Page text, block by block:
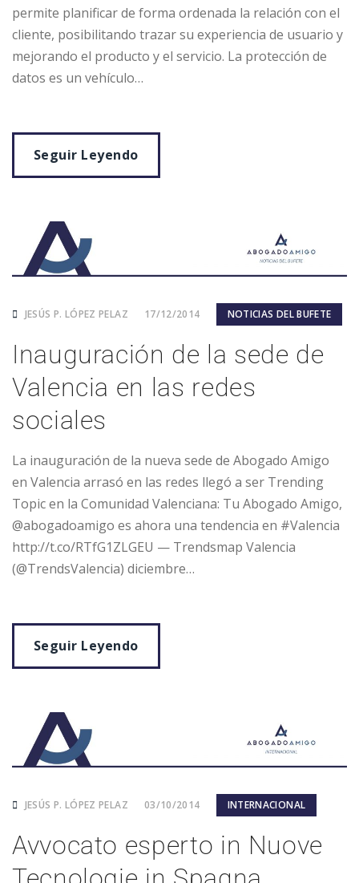
permite planificar de forma ordenada la relación con el
cliente, posibilitando trazar su experiencia de usuario y
mejorando el producto y el servicio. La protección de
datos es un vehículo…
Seguir Leyendo
JESÚS P. LÓPEZ PELAZ 17/12/2014 NOTICIAS DEL BUFETE
Inauguración de la sede de
Valencia en las redes
sociales
La inauguración de la nueva sede de Abogado Amigo
en Valencia arrasó en las redes llegó a ser Trending
Topic en la Comunidad Valenciana: Tu Abogado Amigo,
@abogadoamigo es ahora una tendencia en #Valencia
http://t.co/RTfG1ZLGEU — Trendsmap Valencia
(@TrendsValencia) diciembre…
Seguir Leyendo
JESÚS P. LÓPEZ PELAZ 03/10/2014 INTERNACIONAL
Avvocato esperto in Nuove